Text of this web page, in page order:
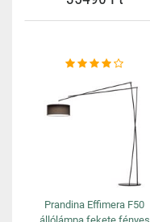
Prandina Effimera F50